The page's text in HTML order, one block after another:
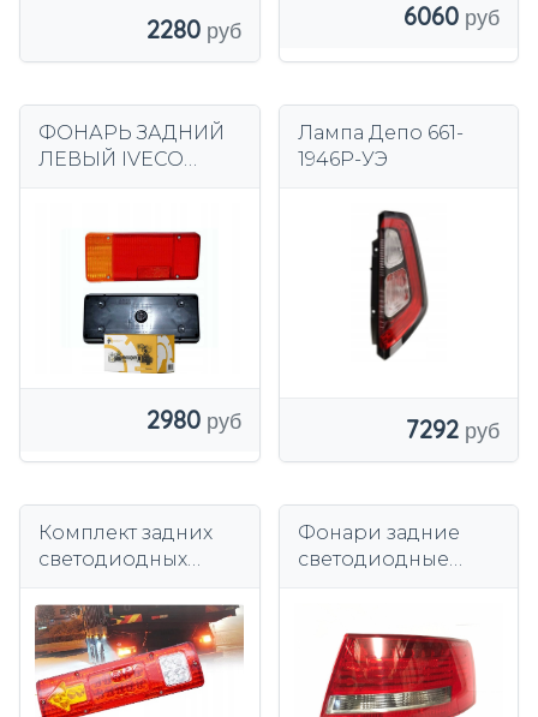
2280 6060
ФОНАРЬ ЗАДНИЙ
ЛЕВЫЙ IVECO
2980
Лампа Депо 661-
1946Р-УЭ
7292
Комплект задних
светодиодных
прицепов-
эвакуаторов
12В/24В
Фонари задние
светодиодные
Audi A6 C6 седан
2004-2008 гг.